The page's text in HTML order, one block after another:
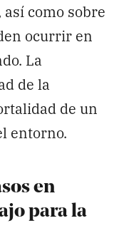
como sobre
ocurrir en
La
de la
de un
entorno.
en
para la